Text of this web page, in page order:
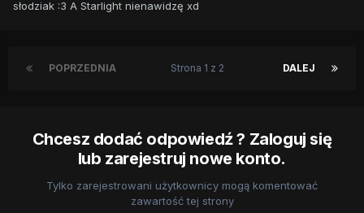
słodziak :3 A Starlight nienawidzę xd
POPRZEDNIA DALEJ
Strona 1 z 2
Chcesz dodać odpowiedź ? Zaloguj się
lub zarejestruj nowe konto.
Tylko zarejestrowani użytkownicy mogą komentować
zawartość tej strony